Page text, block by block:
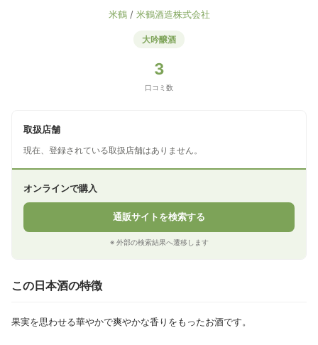
米鶴/ 米鶴酒造株式会社
大吟醸酒
3
口コミ数
取扱店舗
現在、登録されている取扱店舗はありません。
オンラインで購入
通販サイトを検索する
※ 外部の検索結果へ遷移します
この日本酒の特徴
果実を思わせる華やかで爽やかな香りをもったお酒です。